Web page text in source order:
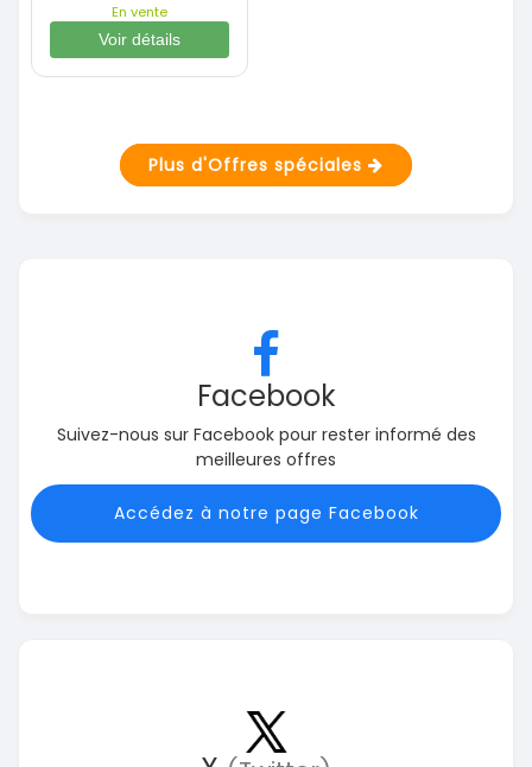
En vente
Voir détails
Plus d'Offres spéciales
Facebook
Suivez-nous sur Facebook pour rester informé des
meilleures offres
Accédez à notre page Facebook